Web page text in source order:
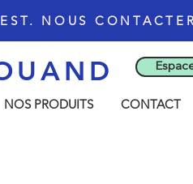
NOUS CONTACTER
AND
NOS PRODUITS CONTACT